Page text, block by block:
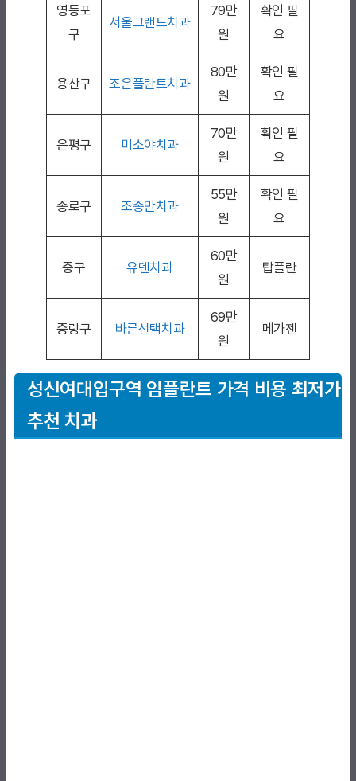
영등포
구
서울그랜드치과
79만
원
확인 필
요
용산구 조은플란트치과
80만
원
확인 필
요
은평구 미소야치과
70만
원
확인 필
요
종로구 조종만치과
55만
원
확인 필
요
중구 유덴치과
60만
원
탑플란
중랑구 바른선택치과
69만
원
메가젠
성신여대입구역 임플란트 가격 비용 최저가
추천 치과